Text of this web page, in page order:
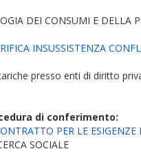
DEI CONSUMI E DELLA
INSUSSISTENZA
presso enti di diritto
di conferimento:
PER LE
SOCIALE